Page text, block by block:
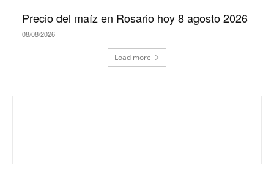
Precio del maíz en Rosario hoy 8 agosto 2026
08/08/2026
Load more